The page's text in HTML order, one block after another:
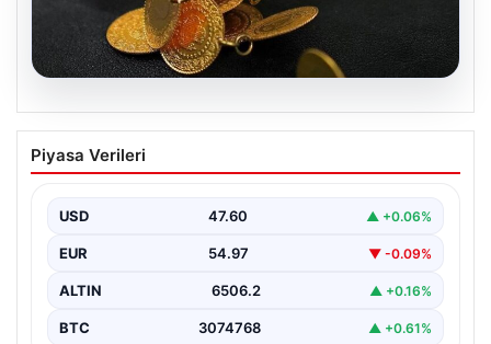
05.08.2026
13 Nisan 2026 Altın Fiyatları: Gram,
Çeyrek ve Cumhuriyet Altını Güncel
Altın piyasalarında yaşanan gelişmeler, özellikle ABD ile
yatırımcıların…
Piyasa Verileri
USD 47.60 ▲ +0.06%
EUR 54.97 ▼ -0.09%
ALTIN 6506.2 ▲ +0.16%
BTC 3074768 ▲ +0.61%